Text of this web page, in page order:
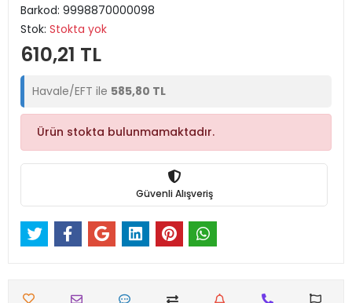
Barkod: 9998870000098
Stok: Stokta yok
610,21 TL
Havale/EFT ile 585,80 TL
Ürün stokta bulunmamaktadır.
Güvenli Alışveriş